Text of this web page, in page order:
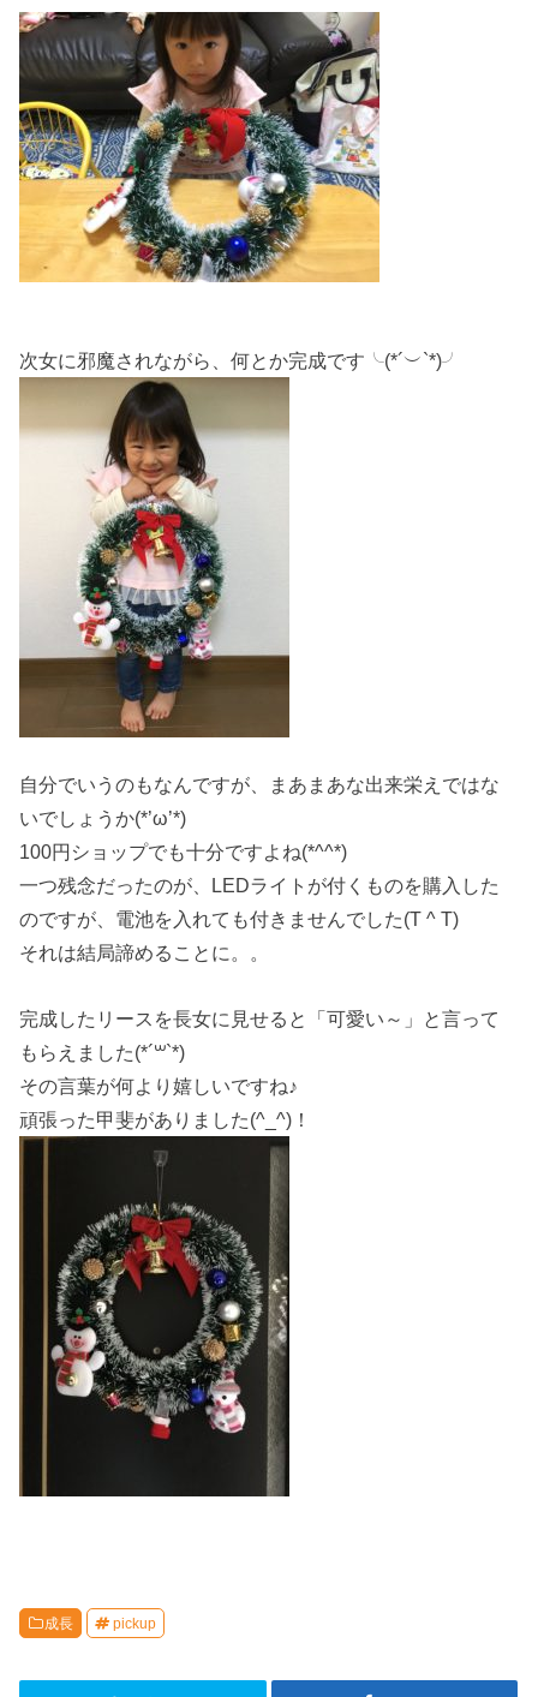
次女に邪魔されながら、何とか完成です╰(*´︶`*)╯
自分でいうのもなんですが、まあまあな出来栄えではな
いでしょうか(*’ω’*)
100円ショップでも十分ですよね(*^^*)
一つ残念だったのが、LEDライトが付くものを購入した
のですが、電池を入れても付きませんでした(T ^ T)
それは結局諦めることに。。
完成したリースを長女に見せると「可愛い～」と言って
もらえました(*´꒳`*)
その言葉が何より嬉しいですね♪
頑張った甲斐がありました(^_^)！
成長 pickup